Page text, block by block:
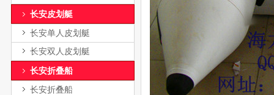
长安皮划艇
长安单人皮划艇
长安双人皮划艇
长安折叠船
长安折叠船